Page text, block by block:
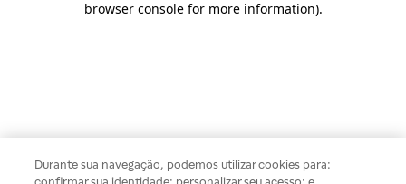
browser console for more information).
Durante sua navegação, podemos utilizar cookies para: